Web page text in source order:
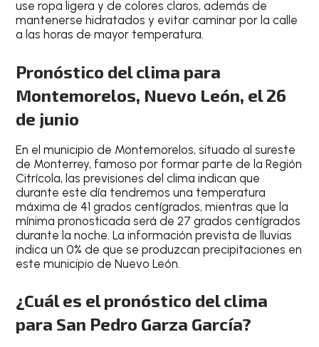
use ropa ligera y decolores claros, además de
mantenerse hidratados y evitar caminar por la calle
a las horas de mayor temperatura.
Pronóstico del clima para
Montemorelos, Nuevo León, el 26
de junio
En elmunicipio de Montemorelos, situado alsureste
de Monterrey, famoso por formar parte de la Región
Citrícola, las previsiones del clima indican que
durante este día tendremos una temperatura
máxima de 41 grados centígrados, mientras que la
mínima pronosticada será de 27 grados centígrados
durante la noche. La información prevista de lluvias
indica un0% de que se produzcan precipitaciones en
este municipio de Nuevo León.
¿Cuál es el pronóstico del clima
para San Pedro Garza García?